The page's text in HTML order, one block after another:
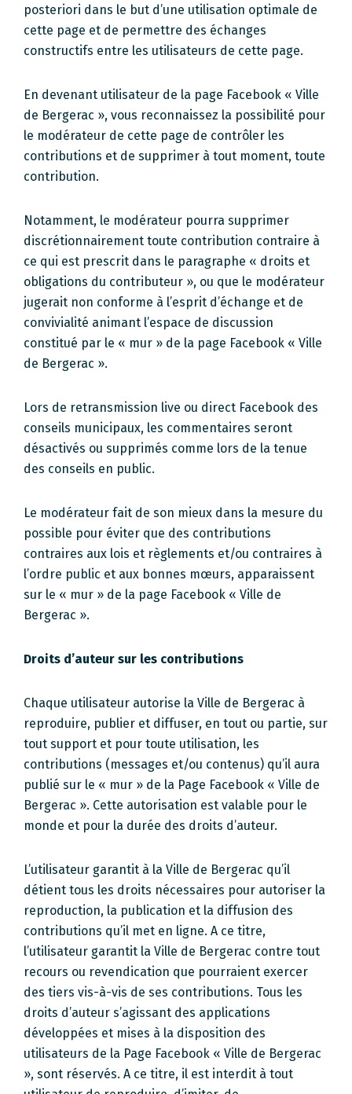
posteriori dans le but d’une utilisation optimale de
cette page et de permettre des échanges
constructifs entre les utilisateurs de cette page.
En devenant utilisateur de la page Facebook « Ville
de Bergerac », vous reconnaissez la possibilité pour
le modérateur de cette page de contrôler les
contributions et de supprimer à tout moment, toute
contribution.
Notamment, le modérateur pourra supprimer
discrétionnairement toute contribution contraire à
ce qui est prescrit dans le paragraphe « droits et
obligations du contributeur », ou que le modérateur
jugerait non conforme à l’esprit d’échange et de
convivialité animant l’espace de discussion
constitué par le « mur » de la page Facebook « Ville
de Bergerac ».
Lors de retransmission live ou direct Facebook des
conseils municipaux, les commentaires seront
désactivés ou supprimés comme lors de la tenue
des conseils en public.
Le modérateur fait de son mieux dans la mesure du
possible pour éviter que des contributions
contraires aux lois et règlements et/ou contraires à
l’ordre public et aux bonnes mœurs, apparaissent
sur le « mur » de la page Facebook « Ville de
Bergerac ».
Droits d’auteur sur les contributions
Chaque utilisateur autorise la Ville de Bergerac à
reproduire, publier et diffuser, en tout ou partie, sur
tout support et pour toute utilisation, les
contributions (messages et/ou contenus) qu’il aura
publié sur le « mur » de la Page Facebook « Ville de
Bergerac ». Cette autorisation est valable pour le
monde et pour la durée des droits d’auteur.
L’utilisateur garantit à la Ville de Bergerac qu’il
détient tous les droits nécessaires pour autoriser la
reproduction, la publication et la diffusion des
contributions qu’il met en ligne. A ce titre,
l’utilisateur garantit la Ville de Bergerac contre tout
recours ou revendication que pourraient exercer
des tiers vis-à-vis de ses contributions. Tous les
droits d’auteur s’agissant des applications
développées et mises à la disposition des
utilisateurs de la Page Facebook « Ville de Bergerac
», sont réservés. A ce titre, il est interdit à tout